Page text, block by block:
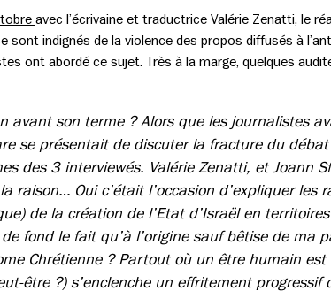
avec l’écrivaine et traductrice Valérie Zenatti, le
sont indignés de la violence des propos diffusés à
ont abordé ce sujet. Très à la marge, quelques
avant son terme ? Alors que les journalistes
se présentait de discuter la fracture du
des 3 interviewés. Valérie Zenatti, et Joann
raison… Oui c’était l’occasion d’expliquer les
de la création de l’Etat d’Israël en
fond le fait qu’à l’origine sauf bêtise de ma
Chrétienne ? Partout où un être humain
être ?) s’enclenche un effritement progressif